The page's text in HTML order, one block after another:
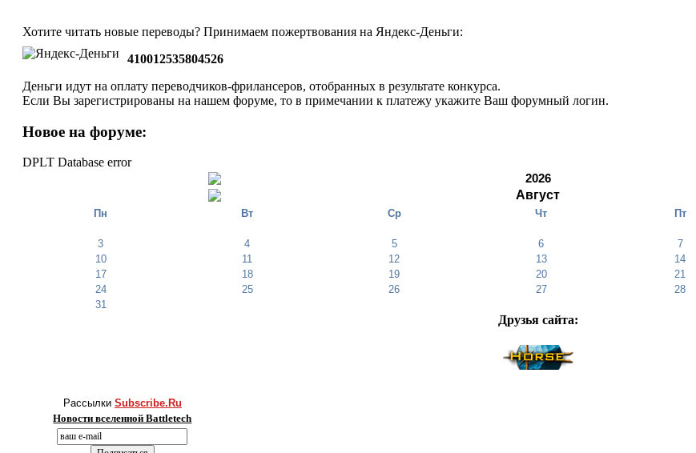
Хотите читать новые переводы? Принимаем пожертвования на Яндекс-Деньги:
410012535804526
Деньги идут на оплату переводчиков-фрилансеров, отобранных в результате конкурса.
Если Вы зарегистрированы на нашем форуме, то в примечании к платежу укажите Ваш форумный логин.
Новое на форуме:
DPLT Database error
2026
Август
Пн Вт Ср Чт Пт
3
4 5 6 7
10
11 12 13 14
17
18 19 20 21
24
25 26 27 28
31
Друзья cайта:
Рассылки Subscribe.Ru
Новости вселенной Battletech